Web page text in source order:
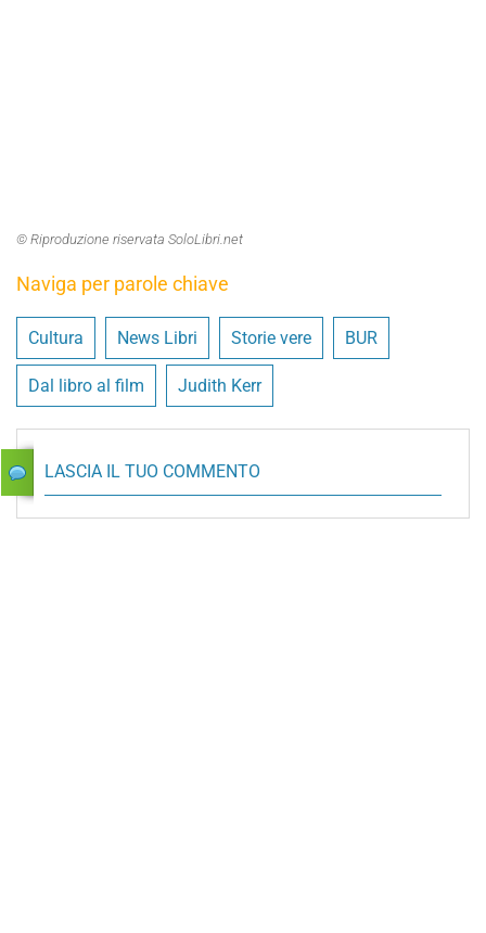
© Riproduzione riservata SoloLibri.net
Naviga per parole chiave
Cultura News Libri Storie vere BUR
Dal libro al film Judith Kerr
LASCIA IL TUO COMMENTO